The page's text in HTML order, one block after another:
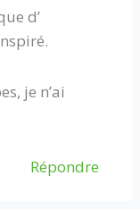
d’
je n’ai
Répondre